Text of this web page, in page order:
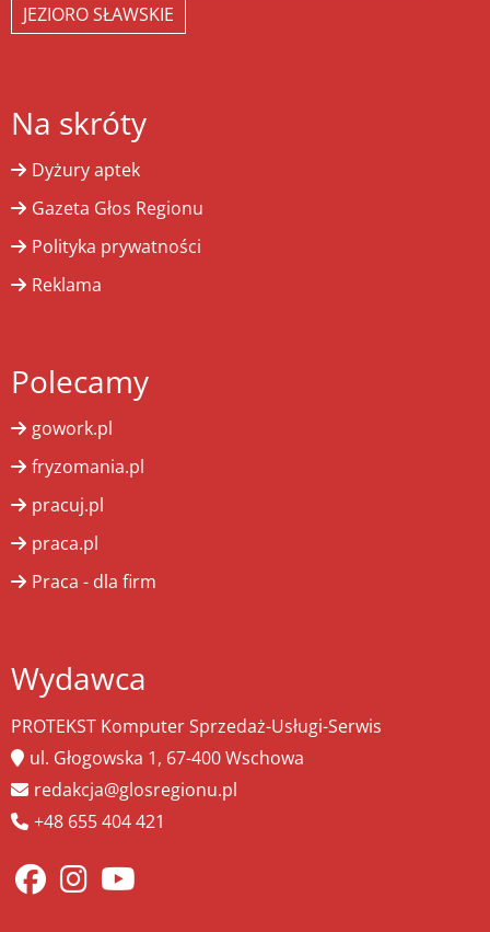
JEZIORO SŁAWSKIE
Na skróty
Dyżury aptek
Gazeta Głos Regionu
Polityka prywatności
Reklama
Polecamy
gowork.pl
fryzomania.pl
pracuj.pl
praca.pl
Praca - dla firm
Wydawca
PROTEKST Komputer Sprzedaż-Usługi-Serwis
ul. Głogowska 1, 67-400 Wschowa
redakcja@glosregionu.pl
+48 655 404 421